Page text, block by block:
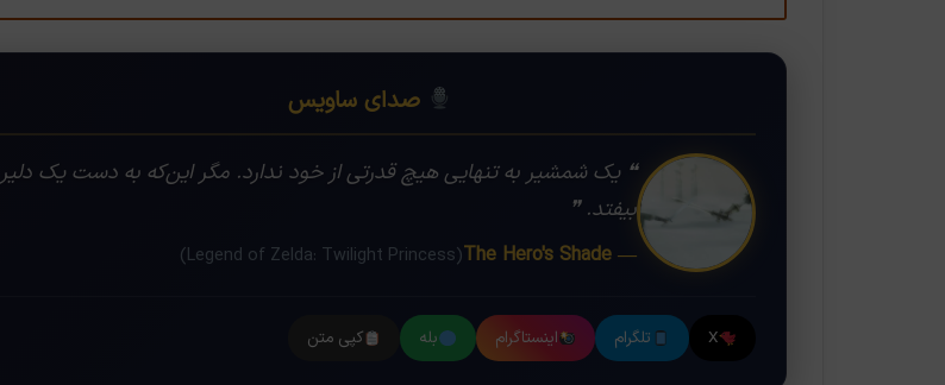
❝ صدای ساویس
❝ یک شمشیر به تنهایی هیچ قدرتی از خود ندارد. مگر این‌که به دست یک دلیر
بیفتد. ❞
— The Hero's Shade
(Legend of Zelda: Twilight Princess)
X تلگرام اینستاگرام بله کپی متن